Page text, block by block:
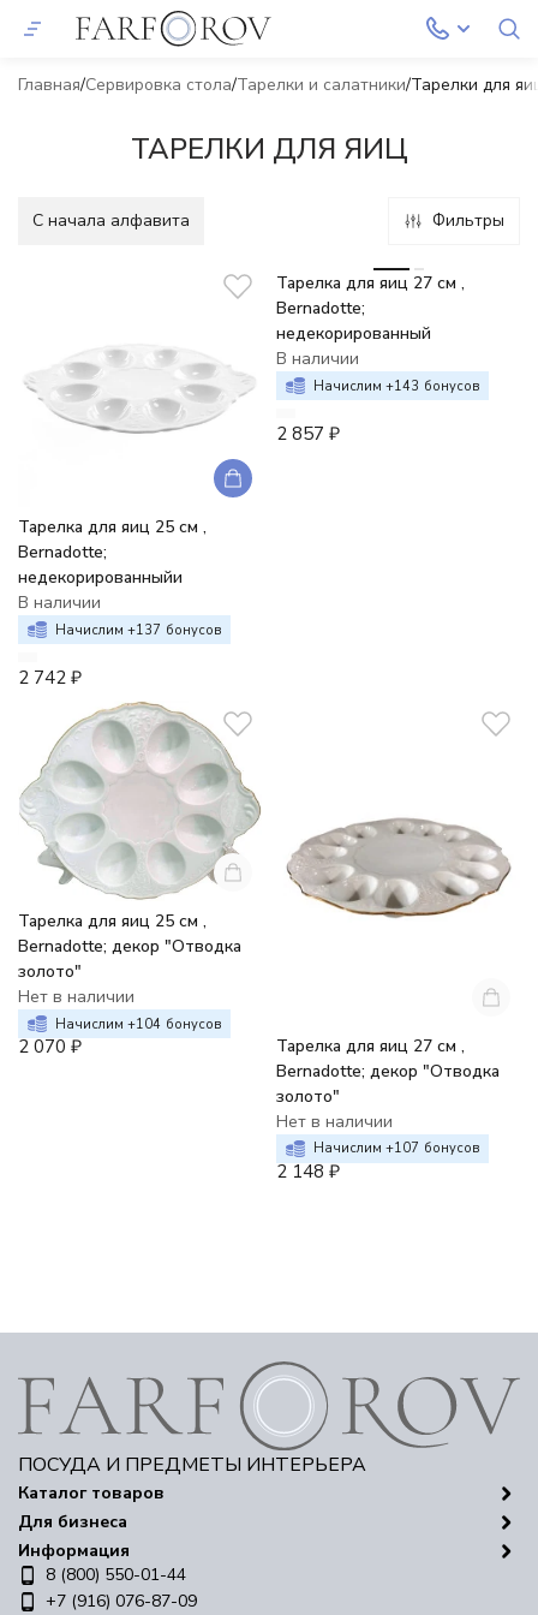
Главная Сервировка стола Тарелки и салатники Тарелки для
ТАРЕЛКИ ДЛЯ ЯИЦ
C начала алфавита Фильтры
Тарелка для яиц 25 см ,
Bernadotte;
недекорированныйи
В наличии
Начислим +137 бонусов
2 742 ₽
Тарелка для яиц 27 см ,
Bernadotte;
недекорированный
В наличии
Начислим +143 бонусов
2 857 ₽
Тарелка для яиц 25 см ,
Bernadotte; декор "Отводка
золото"
Нет в наличии
Начислим +104 бонусов
2 070 ₽
Тарелка для яиц 27 см ,
Bernadotte; декор "Отводка
золото"
Нет в наличии
Начислим +107 бонусов
2 148 ₽
ПОСУДА И ПРЕДМЕТЫ ИНТЕРЬЕРА
Каталог товаров
Для бизнеса
Информация
8 (800) 550-01-44
+7 (916) 076-87-09